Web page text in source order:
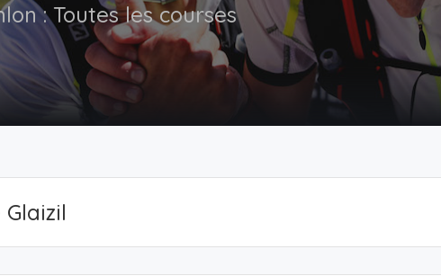
: Toutes les courses